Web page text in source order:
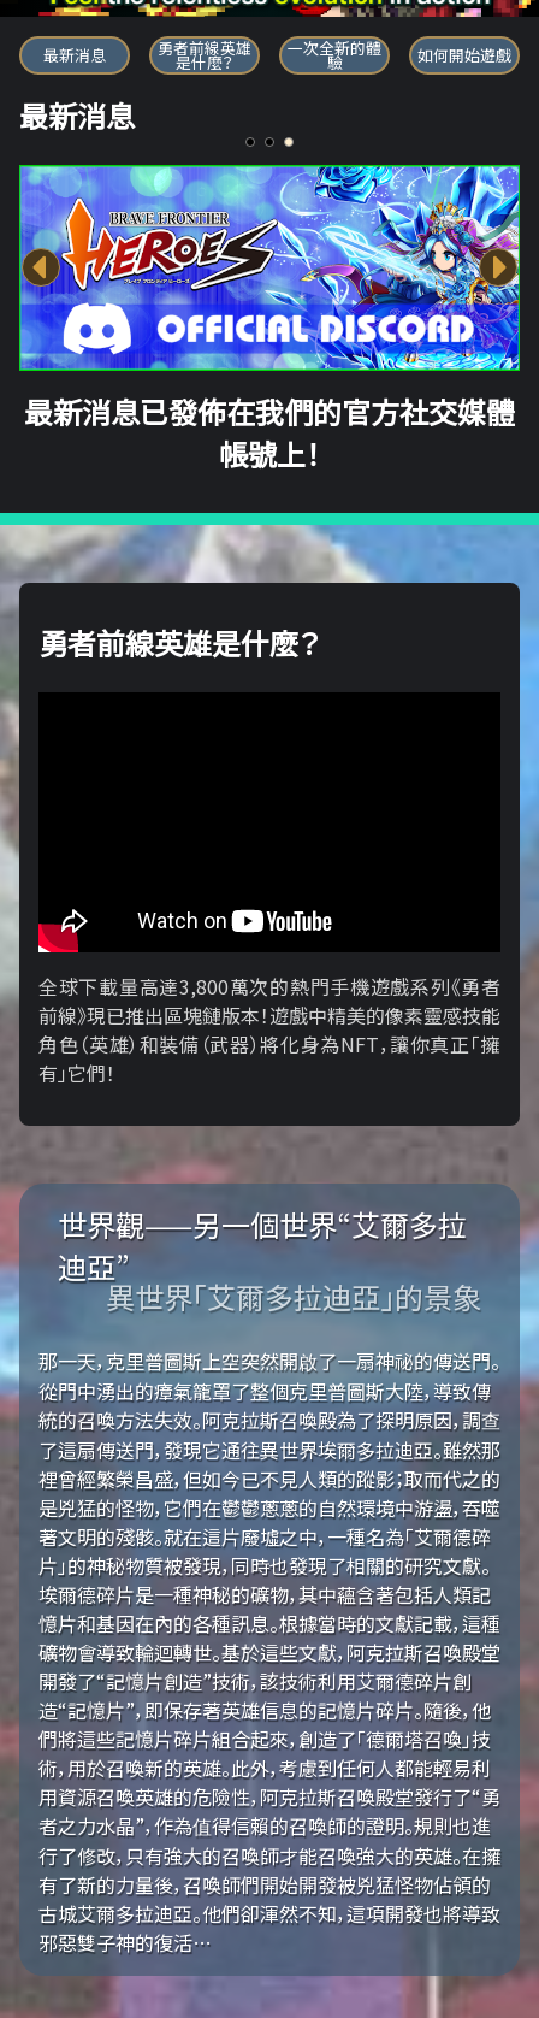
勇者前線英雄
最新消息 勇者前線英雄
是什麼？
一次全新的體
驗 如何開始遊戲
最新消息
最新消息已發佈在我們的官方社交媒體
帳號上！
勇者前線英雄是什麼？
全球下載量高達3,800萬次的熱門手機遊戲系列《勇者
前線》現已推出區塊鏈版本！遊戲中精美的像素靈感技能
角色（英雄）和裝備（武器）將化身為NFT，讓你真正「擁​​
有」它們！
世界觀——另一個世界“艾爾多拉
迪亞”
異世界「艾爾多拉迪亞」的景象
那一天，克里普圖斯上空突然開啟了一扇神祕的傳送門。
從門中湧出的瘴氣籠罩了整個克里普圖斯大陸，導致傳
統的召喚方法失效。阿克拉斯召喚殿為了探明原因，調查
了這扇傳送門，發現它通往異世界埃爾多拉迪亞。雖然那
裡曾經繁榮昌盛，但如今已不見人類的蹤影；取而代之的
是兇猛的怪物，它們在鬱鬱蔥蔥的自然環境中游盪，吞噬
著文明的殘骸。就在這片廢墟之中，一種名為「艾爾德碎
片」的神秘物質被發現，同時也發現了相關的研究文獻。
埃爾德碎片是一種神秘的礦物，其中蘊含著包括人類記
憶片和基因在內的各種訊息。根據當時的文獻記載，這種
礦物會導致輪迴轉世。基於這些文獻，阿克拉斯召喚殿堂
開發了“記憶片創造”技術，該技術利用艾爾德碎片創
造“記憶片”，即保存著英雄信息的記憶片碎片。隨後，他
們將這些記憶片碎片組合起來，創造了「德爾塔召喚」技
術，用於召喚新的英雄。此外，考慮到任何人都能輕易利
用資源召喚英雄的危險性，阿克拉斯召喚殿堂發行了“勇
者之力水晶”，作為值得信賴的召喚師的證明。規則也進
行了修改，只有強大的召喚師才能召喚強大的英雄。在擁
有了新的力量後，召喚師們開始開發被兇猛怪物佔領的
古城艾爾多拉迪亞。他們卻渾然不知，這項開發也將導致
邪惡雙子神的復活…